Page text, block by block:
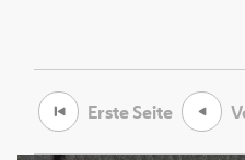
Erste Seite